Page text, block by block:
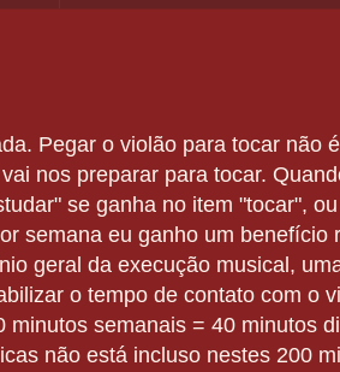
Pegar o violão para tocar
nos preparar para tocar.
se ganha no item "tocar",
semana eu ganho um
geral da execução musical,
o tempo de contato com o
semanais = 40 minutos
não está incluso nestes 200